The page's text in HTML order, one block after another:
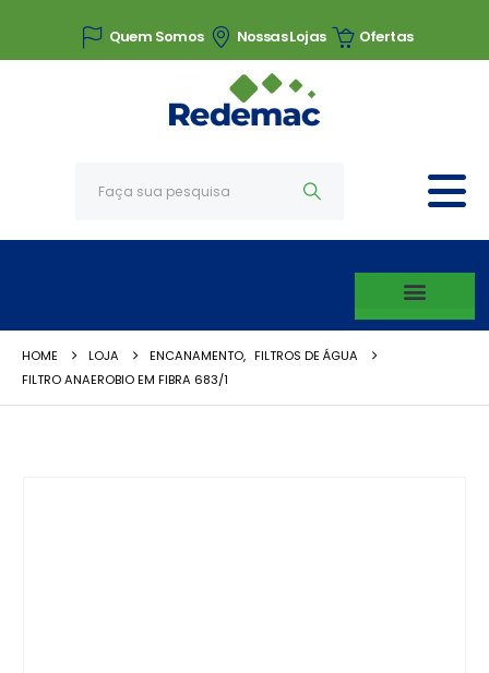
Quem Somos Nossas Lojas Ofertas
HOME LOJA ENCANAMENTO, FILTROS DE ÁGUA
FILTRO ANAEROBIO EM FIBRA 683/1